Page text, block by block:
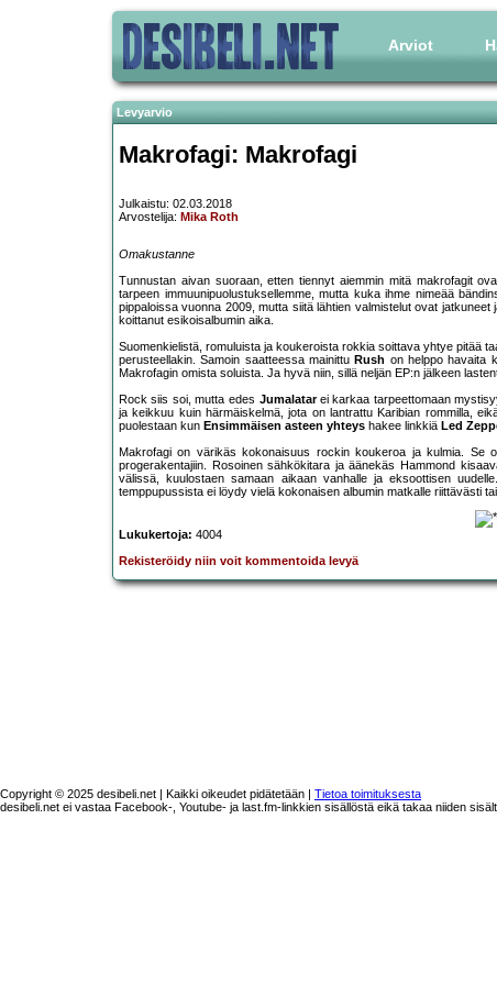
Arviot
Levyarvio
Makrofagi: Makrofagi
Julkaistu: 02.03.2018
Arvostelija: Mika Roth
Omakustanne
Tunnustan aivan suoraan, etten tiennyt aiemmin mitä makrofagit
tarpeen immuunipuolustuksellemme, mutta kuka ihme nimeää
pippaloissa vuonna 2009, mutta siitä lähtien valmistelut ovat
koittanut esikoisalbumin aika.
Suomenkielistä, romuluista ja koukeroista rokkia soittava yhtye pitää
perusteellakin. Samoin saatteessa mainittu Rush on helppo havaita
Makrofagin omista soluista. Ja hyvä niin, sillä neljän EP:n jälkeen
Rock siis soi, mutta edes Jumalatarei karkaa tarpeettomaan
ja keikkuu kuin härmäiskelmä, jota on lantrattu Karibian rommilla,
puolestaan kun Ensimmäisen asteen yhteys hakee linkkiä Led
Makrofagi on värikäs kokonaisuus rockin koukeroa ja kulmia. Se
progerakentajiin. Rosoinen sähkökitara ja äänekäs Hammond
välissä, kuulostaen samaan aikaan vanhalle ja eksoottisen
temppupussista ei löydy vielä kokonaisen albumin matkalle riittävästi
Lukukertoja: 4004
Rekisteröidy niin voit kommentoida levyä
Copyright © 2025 desibeli.net | Kaikki oikeudet pidätetään | Tietoa toimituksesta
desibeli.net ei vastaa Facebook-, Youtube- ja last.fm-linkkien sisällöstä eikä takaa niiden